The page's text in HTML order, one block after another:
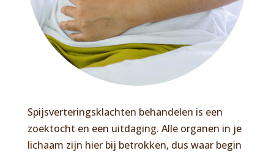
Spijsverteringsklachten behandelen is een
zoektocht en een uitdaging. Alle organen in je
lichaam zijn hier bij betrokken, dus waar begin